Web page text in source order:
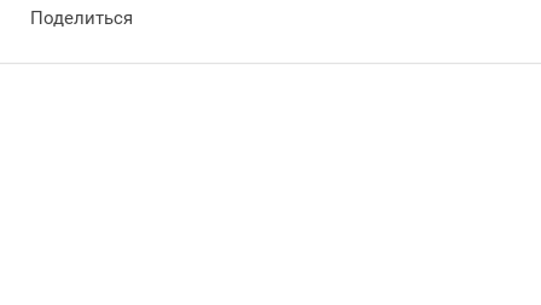
Поделиться